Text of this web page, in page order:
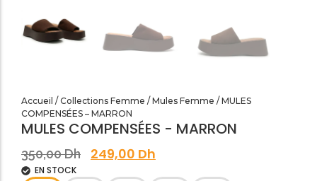
Accueil / Collections Femme / Mules Femme / MULES
COMPENSÉES – MARRON
MULES COMPENSÉES - MARRON
350,00Dh 249,00 Dh
EN STOCK